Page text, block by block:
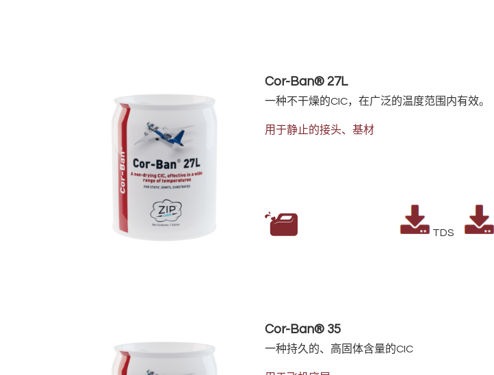
Cor-Ban® 27L
一种不干燥的CIC，在广泛的温度范围内有效。
用于静止的接头、基材
TDS
Cor-Ban® 35
一种持久的、高固体含量的CIC